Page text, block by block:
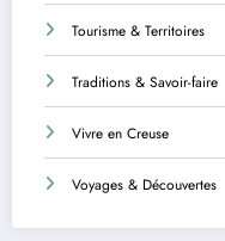
Tourisme & Territoires
Traditions & Savoir-faire
Vivre en Creuse
Voyages & Découvertes